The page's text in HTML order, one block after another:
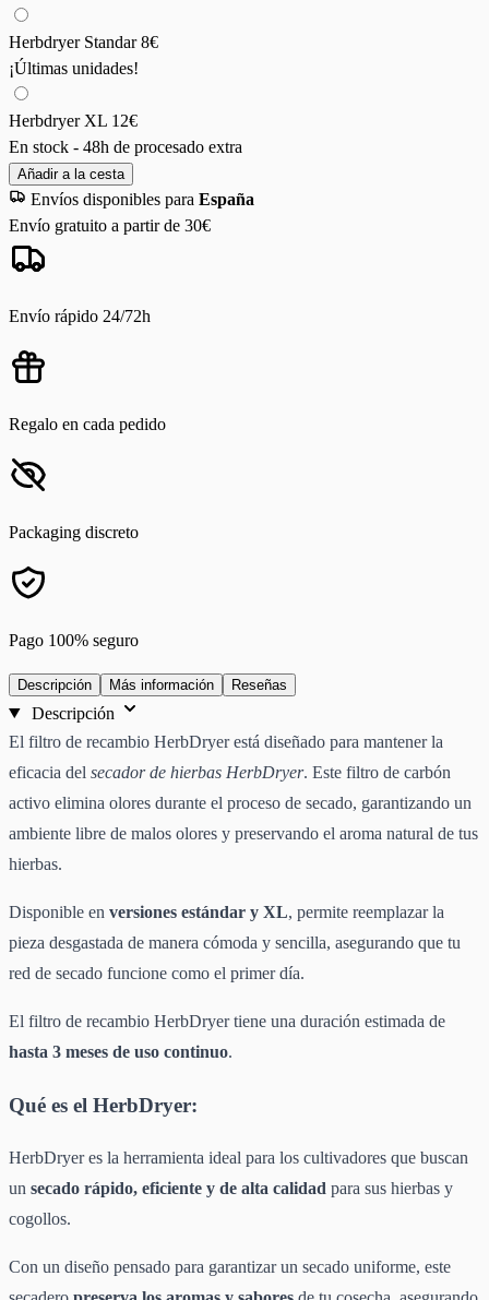
Herbdryer Standar8€
¡Últimas unidades!
Herbdryer XL 12€
En stock - 48h de procesado extra
Añadir a la cesta
Envíos disponibles para España
Envío gratuito a partir de 30€
Envío rápido 24/72h
Regalo en cada pedido
Packaging discreto
Pago 100% seguro
Descripción Más información Reseñas
Descripción
El filtro de recambio HerbDryer está diseñado para mantener la
eficacia del secador de hierbas HerbDryer. Este filtro de carbón
activo elimina olores durante el proceso de secado, garantizando un
ambiente libre de malos olores y preservando el aroma natural de tus
hierbas.
Disponible en versiones estándar y XL, permite reemplazar la
pieza desgastada de manera cómoda y sencilla, asegurando que tu
red de secado funcione como el primer día.
El filtro de recambio HerbDryer tiene una duración estimada de
hasta 3 meses de uso continuo.
Qué es el HerbDryer:
HerbDryer es la herramienta ideal para los cultivadores que buscan
un secado rápido, eficiente y de alta calidad para sus hierbas y
cogollos.
Con un diseño pensado para garantizar un secado uniforme, este